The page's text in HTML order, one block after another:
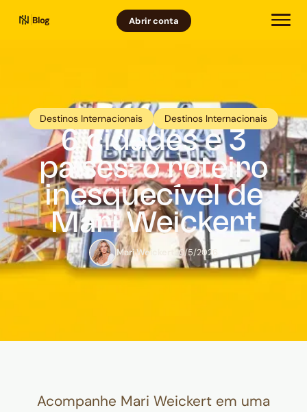
Blog Abrir conta
Destinos Internacionais Destinos Internacionais
6 cidades e 3
países: o roteiro
inesquecível de
Mari Weickert
Mari Weickert 20/5/2026
Acompanhe Mari Weickert em uma